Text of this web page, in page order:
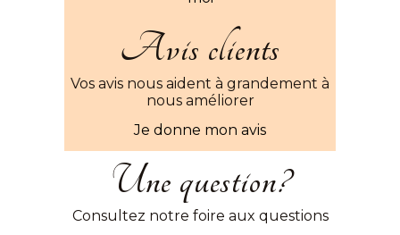
Avis clients
Vos avis nous aident à grandement à
nous améliorer
Je donne mon avis
Une question?
Consultez notre foire aux questions